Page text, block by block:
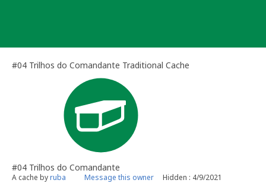
#04 Trilhos do Comandante Traditional Cache
#04 Trilhos do Comandante
A cache byruba Message this owner Hidden : 4/9/2021